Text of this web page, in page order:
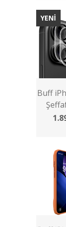
YENİ
Buff
Lens